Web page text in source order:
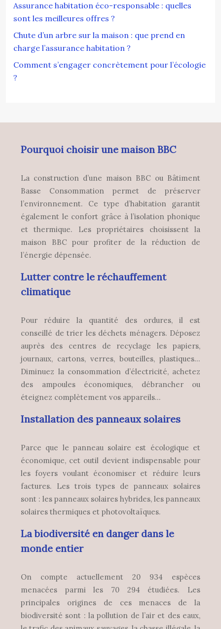
Assurance habitation éco-responsable : quelles
sont les meilleures offres ?
Chute d’un arbre sur la maison : que prend en
charge l’assurance habitation ?
Comment s’engager concrètement pour l’écologie
?
Pourquoi choisir une maison BBC
La construction d’une maison BBC ou Bâtiment
Basse Consommation permet de préserver
l’environnement. Ce type d’habitation garantit
également le confort grâce à l’isolation phonique
et thermique. Les propriétaires choisissent la
maison BBC pour profiter de la réduction de
l’énergie dépensée.
Lutter contre le réchauffement
climatique
Pour réduire la quantité des ordures, il est
conseillé de trier les déchets ménagers. Déposez
auprès des centres de recyclage les papiers,
journaux, cartons, verres, bouteilles, plastiques…
Diminuez la consommation d’électricité, achetez
des ampoules économiques, débrancher ou
éteignez complètement vos appareils…
Installation des panneaux solaires
Parce que le panneau solaire est écologique et
économique, cet outil devient indispensable pour
les foyers voulant économiser et réduire leurs
factures. Les trois types de panneaux solaires
sont : les panneaux solaires hybrides, les panneaux
solaires thermiques et photovoltaïques.
La biodiversité en danger dans le
monde entier
On compte actuellement 20 934 espèces
menacées parmi les 70 294 étudiées. Les
principales origines de ces menaces de la
biodiversité sont : la pollution de l’air et des eaux,